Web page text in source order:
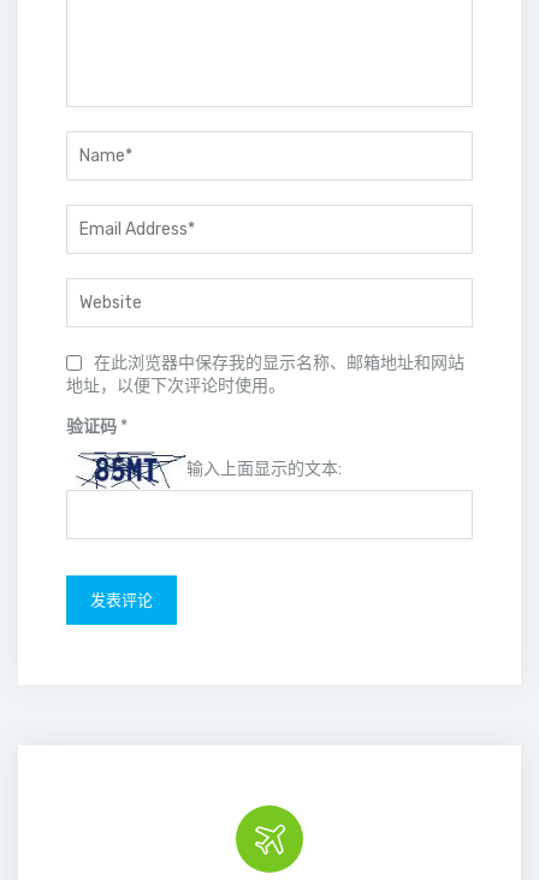
在此浏览器中保存我的显示名称、邮箱地址和网站
地址，以便下次评论时使用。
验证码 *
输入上面显示的文本: